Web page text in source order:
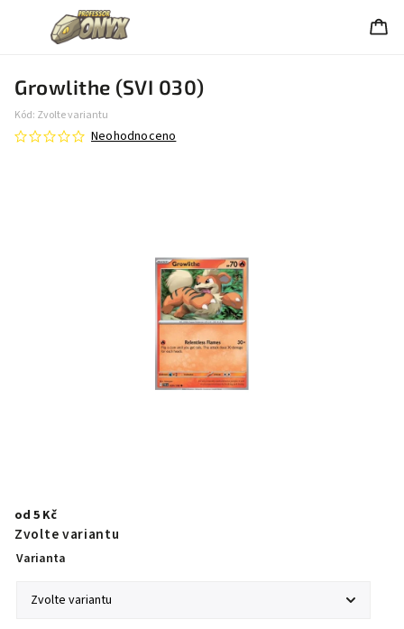
Growlithe (SVI 030)
Kód: Zvolte variantu
Neohodnoceno
od 5 Kč
Zvolte variantu
Varianta